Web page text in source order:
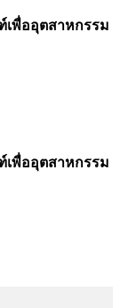
พื่ออุตสาหกรรม
พื่ออุตสาหกรรม